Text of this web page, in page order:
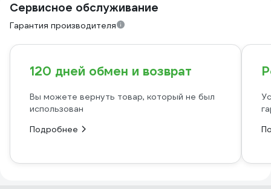
Сервисное обслуживание
Гарантия производителя
120 дней обмен и возврат
Вы можете вернуть товар, который не был
использован
Подробнее